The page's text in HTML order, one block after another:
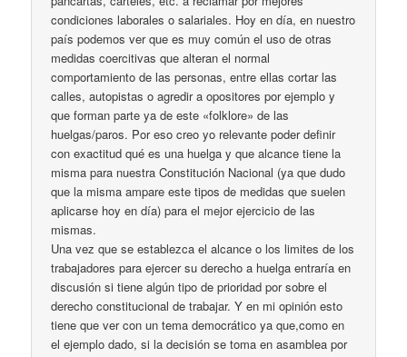
condiciones laborales o salariales. Hoy en día, en nuestro
país podemos ver que es muy común el uso de otras
medidas coercitivas que alteran el normal
comportamiento de las personas, entre ellas cortar las
calles, autopistas o agredir a opositores por ejemplo y
que forman parte ya de este «folklore» de las
huelgas/paros. Por eso creo yo relevante poder definir
con exactitud qué es una huelga y que alcance tiene la
misma para nuestra Constitución Nacional (ya que dudo
que la misma ampare este tipos de medidas que suelen
aplicarse hoy en día) para el mejor ejercicio de las
mismas.
Una vez que se establezca el alcance o los limites de los
trabajadores para ejercer su derecho a huelga entraría en
discusión si tiene algún tipo de prioridad por sobre el
derecho constitucional de trabajar. Y en mi opinión esto
tiene que ver con un tema democrático ya que,como en
el ejemplo dado, si la decisión se toma en asamblea por